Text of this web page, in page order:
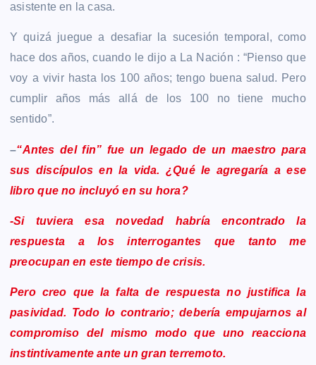
asistente en la casa.
Y quizá juegue a desafiar la sucesión temporal, como
hace dos años, cuando le dijo a La Nación : “Pienso que
voy a vivir hasta los 100 años; tengo buena salud. Pero
cumplir años más allá de los 100 no tiene mucho
sentido”.
–“Antes del fin” fue un legado de un maestro para
sus discípulos en la vida. ¿Qué le agregaría a ese
libro que no incluyó en su hora?
-Si tuviera esa novedad habría encontrado la
respuesta a los interrogantes que tanto me
preocupan en este tiempo de crisis.
Pero creo que la falta de respuesta no justifica la
pasividad. Todo lo contrario; debería empujarnos al
compromiso del mismo modo que uno reacciona
instintivamente ante un gran terremoto.